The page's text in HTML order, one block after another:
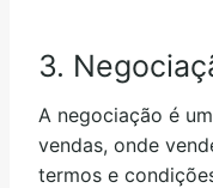
3.
A negociação é
vendas, onde
termos e